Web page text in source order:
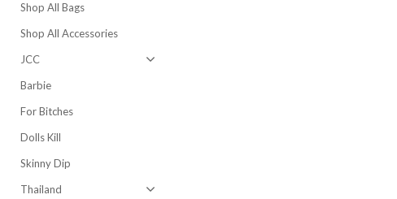
Shop All Bags
Shop All Accessories
JCC
Barbie
For Bitches
Dolls Kill
Skinny Dip
Thailand